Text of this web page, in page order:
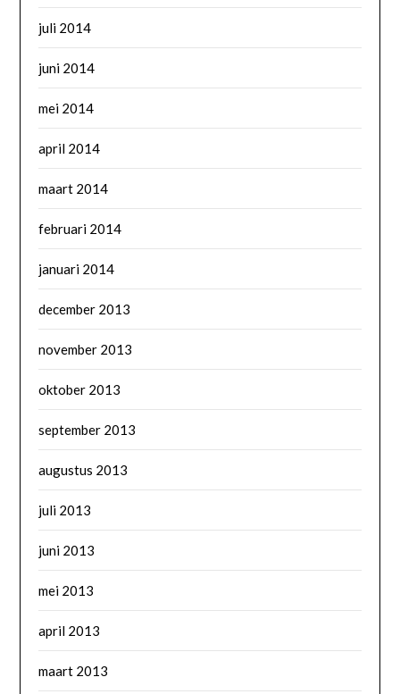
juli 2014
juni 2014
mei 2014
april 2014
maart 2014
februari 2014
januari 2014
december 2013
november 2013
oktober 2013
september 2013
augustus 2013
juli 2013
juni 2013
mei 2013
april 2013
maart 2013